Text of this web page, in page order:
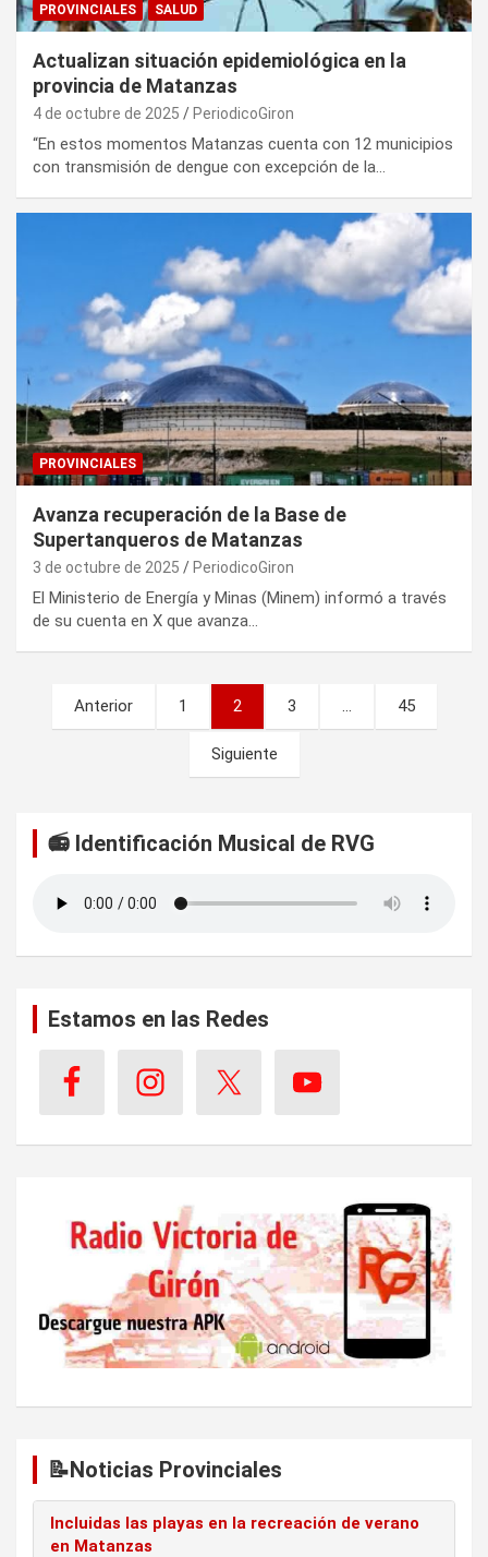
PROVINCIALES SALUD
Actualizan situación epidemiológica en la
provincia de Matanzas
4 de octubre de 2025 PeriodicoGiron
“En estos momentos Matanzas cuenta con 12 municipios
con transmisión de dengue con excepción de la…
PROVINCIALES
Avanza recuperación de la Base de
Supertanqueros de Matanzas
3 de octubre de 2025 PeriodicoGiron
El Ministerio de Energía y Minas (Minem) informó a través
de su cuenta en X que avanza…
n
Anterior 1 2 3 … 45
Siguiente
📻 Identificación Musical de RVG
Estamos en las Redes
📝Noticias Provinciales
Incluidas las playas en la recreación de verano
en Matanzas